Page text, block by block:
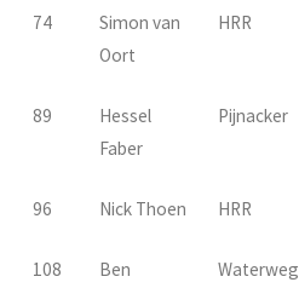
74
Simon van
Oort
HRR
89
Hessel
Faber
Pijnacker
96 Nick Thoen HRR
108
Ben
Waterweg